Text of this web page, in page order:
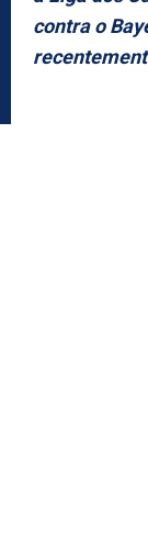
contra o